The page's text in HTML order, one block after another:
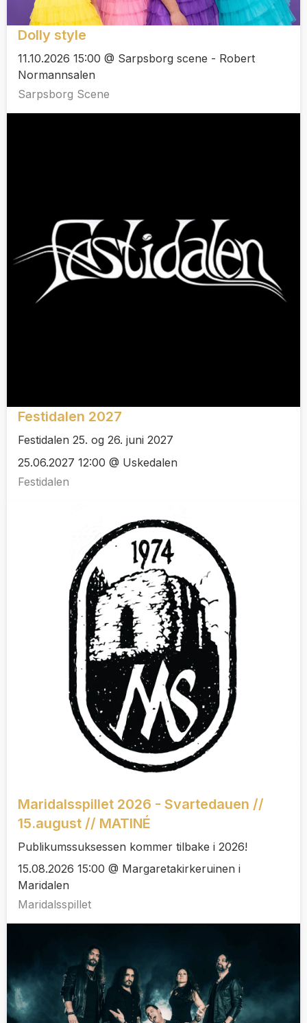
Dolly style
11.10.2026 15:00 @ Sarpsborg scene - Robert
Normannsalen
Sarpsborg Scene
Festidalen 2027
Festidalen 25. og 26. juni 2027
25.06.2027 12:00 @ Uskedalen
Festidalen
Maridalsspillet 2026 - Svartedauen //
15.august // MATINÉ
Publikumssuksessen kommer tilbake i 2026!
15.08.2026 15:00 @ Margaretakirkeruinen i
Maridalen
Maridalsspillet